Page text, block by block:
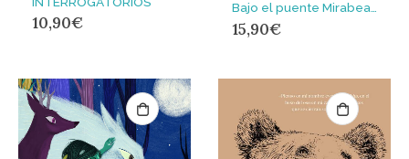
10,90€
Bajo el puente Mirabeau
15,90€